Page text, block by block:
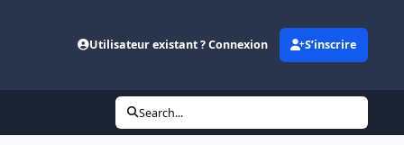
Utilisateur existant ? Connexion S’inscrire
Search...